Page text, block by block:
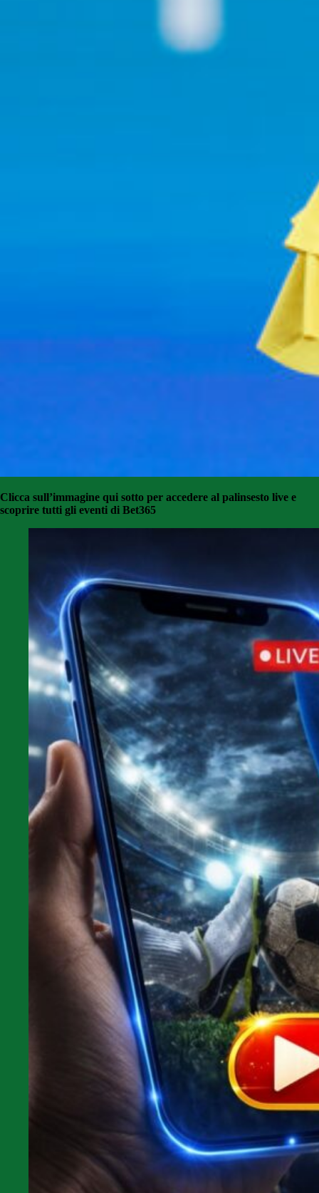
Clicca sull’immagine qui sotto per accedere al palinsesto live e
scoprire tutti gli eventi di Bet365